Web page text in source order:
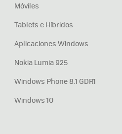
Móviles
Tablets e Híbridos
Aplicaciones Windows
Nokia Lumia 925
Windows Phone 8.1 GDR1
Windows 10